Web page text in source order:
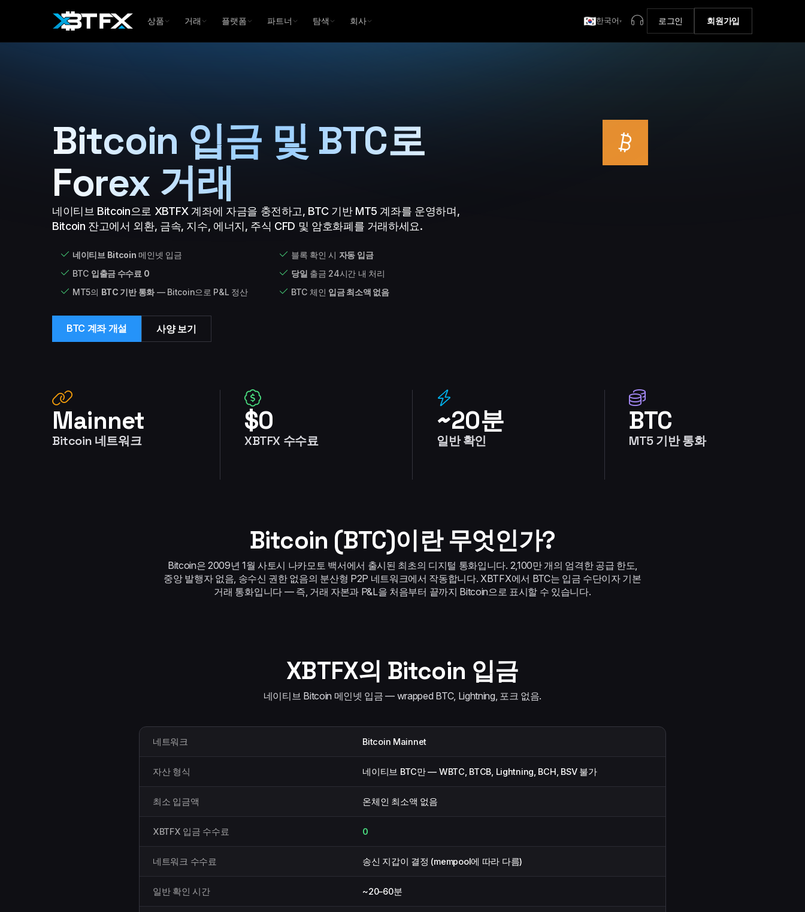
상품 거래 플랫폼 파트너 탐색 회사 한국어▾ 로그인 회원가입
Bitcoin 입금 및 BTC로
Forex 거래
네이티브 Bitcoin으로 XBTFX 계좌에 자금을 충전하고, BTC 기반 MT5 계좌를 운영하며,
Bitcoin 잔고에서 외환, 금속, 지수, 에너지, 주식 CFD 및 암호화폐를 거래하세요.
네이티브 Bitcoin 메인넷 입금
BTC 입출금 수수료 0
MT5의 BTC 기반 통화— Bitcoin으로 P&L 정산
블록 확인 시 자동 입금
당일 출금 24시간 내 처리
BTC 체인 입금 최소액 없음
BTC 계좌 개설 사양 보기
Mainnet
Bitcoin 네트워크
$0
XBTFX 수수료
~20분
일반 확인
BTC
MT5 기반 통화
Bitcoin (BTC)이란 무엇인가?
Bitcoin은 2009년 1월 사토시 나카모토 백서에서 출시된 최초의 디지털 통화입니다. 2,100만 개의 엄격한 공급 한도,
중앙 발행자 없음, 송수신 권한 없음의 분산형 P2P 네트워크에서 작동합니다. XBTFX에서 BTC는 입금 수단이자 기본
거래 통화입니다 — 즉, 거래 자본과 P&L을 처음부터 끝까지 Bitcoin으로 표시할 수 있습니다.
XBTFX의 Bitcoin 입금
네이티브 Bitcoin 메인넷 입금 — wrapped BTC, Lightning, 포크 없음.
네트워크 Bitcoin Mainnet
자산 형식 네이티브 BTC만 — WBTC, BTCB, Lightning, BCH, BSV 불가
최소 입금액 온체인 최소액 없음
XBTFX 입금 수수료 0
네트워크 수수료 송신 지갑이 결정 (mempool에 따라 다름)
일반 확인 시간 ~20–60분